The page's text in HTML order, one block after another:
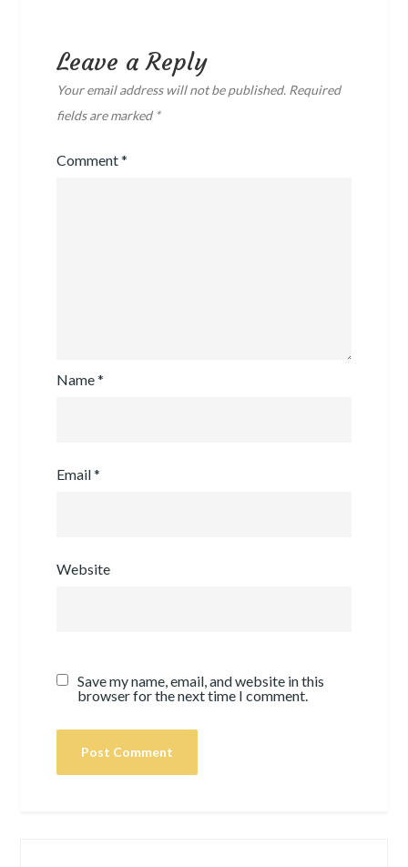
Leave a Reply
Your email address will not be published. Required
fields are marked *
Comment*
Name*
Email*
Website
Save my name, email, and website in this
browser for the next time I comment.